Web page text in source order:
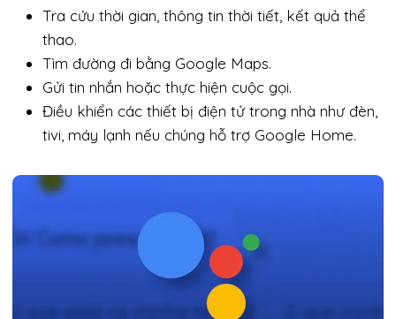
Tra cứu thời gian, thông tin thời tiết, kết quả thể
thao.
Tìm đường đi bằng Google Maps.
Gửi tin nhắn hoặc thực hiện cuộc gọi.
Điều khiển các thiết bị điện tử trong nhà như đèn,
tivi, máy lạnh nếu chúng hỗ trợ Google Home.